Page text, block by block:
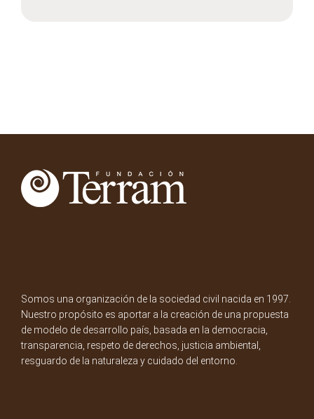
Somos una organización de la sociedad civil nacida en 1997.
Nuestro propósito es aportar a la creación de una propuesta
de modelo de desarrollo país, basada en la democracia,
transparencia, respeto de derechos, justicia ambiental,
resguardo de la naturaleza y cuidado del entorno.